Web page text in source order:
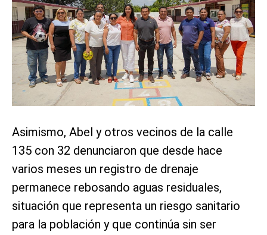
Asimismo, Abel y otros vecinos de la calle
135 con 32 denunciaron que desde hace
varios meses un registro de drenaje
permanece rebosando aguas residuales,
situación que representa un riesgo sanitario
para la población y que continúa sin ser